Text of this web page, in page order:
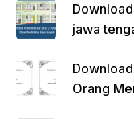
jawa
Orang